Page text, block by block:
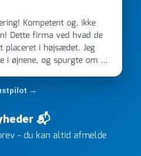
ikke
Dette firma ved hvad de
placeret i højsædet. Jeg
i øjnene, og spurgte om de
gammel aftale. Jeg
store ordre kom dagen
få armene ned, og næste
vil jeg ringe til dem
og venligste hilsner fra Rene
→
📬
- du kan altid afmelde